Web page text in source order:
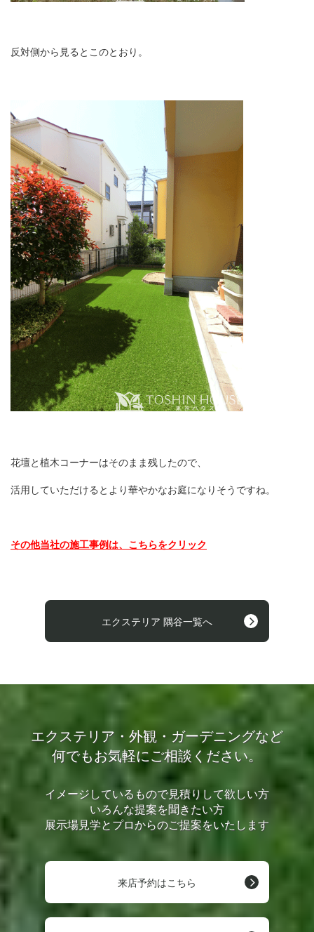
反対側から見るとこのとおり。
花壇と植木コーナーはそのまま残したので、
活用していただけるとより華やかなお庭になりそうですね。
その他当社の施工事例は、こちらをクリック
エクステリア 隅谷一覧へ
エクステリア・外観・ガーデニングなど
何でもお気軽にご相談ください。
イメージしているもので見積りして欲しい方
いろんな提案を聞きたい方
展示場見学とプロからのご提案をいたします
来店予約はこちら